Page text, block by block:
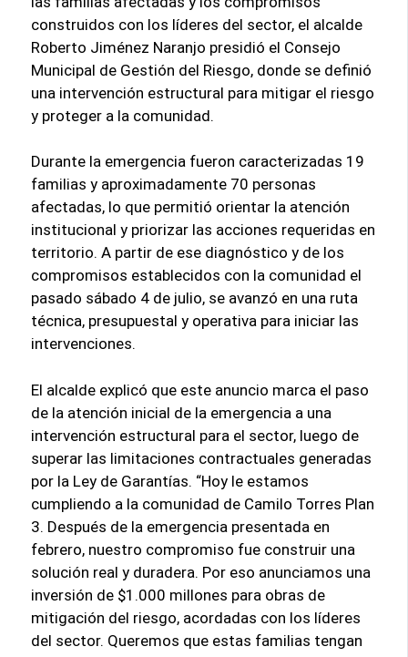
construidos con los líderes del sector, el alcalde
Roberto Jiménez Naranjo presidió el Consejo
Municipal de Gestión del Riesgo, donde se definió
una intervención estructural para mitigar el riesgo
y proteger a la comunidad.
Durante la emergencia fueron caracterizadas 19
familias y aproximadamente 70 personas
afectadas, lo que permitió orientar la atención
institucional y priorizar las acciones requeridas en
territorio. A partir de ese diagnóstico y de los
compromisos establecidos con la comunidad el
pasado sábado 4 de julio, se avanzó en una ruta
técnica, presupuestal y operativa para iniciar las
intervenciones.
El alcalde explicó que este anuncio marca el paso
de la atención inicial de la emergencia a una
intervención estructural para el sector, luego de
superar las limitaciones contractuales generadas
por la Ley de Garantías. “Hoy le estamos
cumpliendo a la comunidad de Camilo Torres Plan
3. Después de la emergencia presentada en
febrero, nuestro compromiso fue construir una
solución real y duradera. Por eso anunciamos una
inversión de $1.000 millones para obras de
mitigación del riesgo, acordadas con los líderes
del sector. Queremos que estas familias tengan